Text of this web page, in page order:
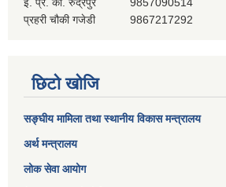
ई. प्र. का. रुद्रपुर
9857090514
प्रहरी चौकी गजेडी
9867217292
छिटो खोजि
सङ्घीय मामिला तथा स्थानीय विकास मन्त्रालय
अर्थ मन्त्रालय
लोक सेवा आयोग